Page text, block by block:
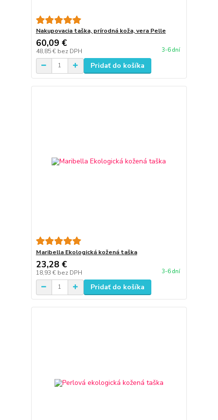
Nakupovacia taška, prírodná koža, vera Pelle
60,09 €
48,85 € bez DPH 3-6 dní
Pridať do košíka
Maribella Ekologická kožená taška
23,28 €
18,93 € bez DPH 3-6 dní
Pridať do košíka